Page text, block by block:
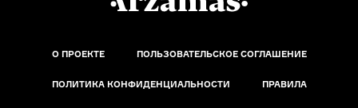
О ПРОЕКТЕ ПОЛЬЗОВАТЕЛЬСКОЕ СОГЛАШЕНИЕ
ПОЛИТИКА КОНФИДЕНЦИАЛЬНОСТИ ПРАВИЛА